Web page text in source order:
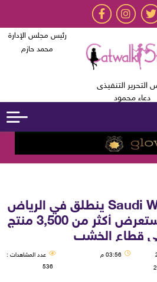
التحرير التنفيذى
دعاء محمود
رئيس مجلس الإدارة
محمد حازم
معرض Saudi Wood Expo ينطلق في الرياض
الأسبوع المقبل ويستعرض أكثر من 3,500 منتج
قطاع الخشب
03:56 م
عدد المشاهدات :
536